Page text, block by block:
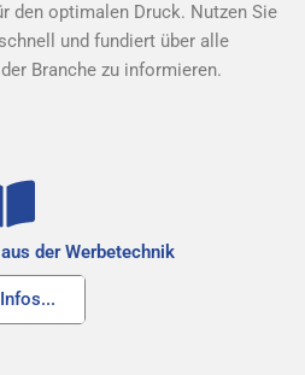
den optimalen Druck. Nutzen Sie
und fundiert über alle
Branche zu informieren.
der Werbetechnik